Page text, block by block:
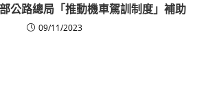
公路總局「推動機車駕訓制度」補助
09/11/2023